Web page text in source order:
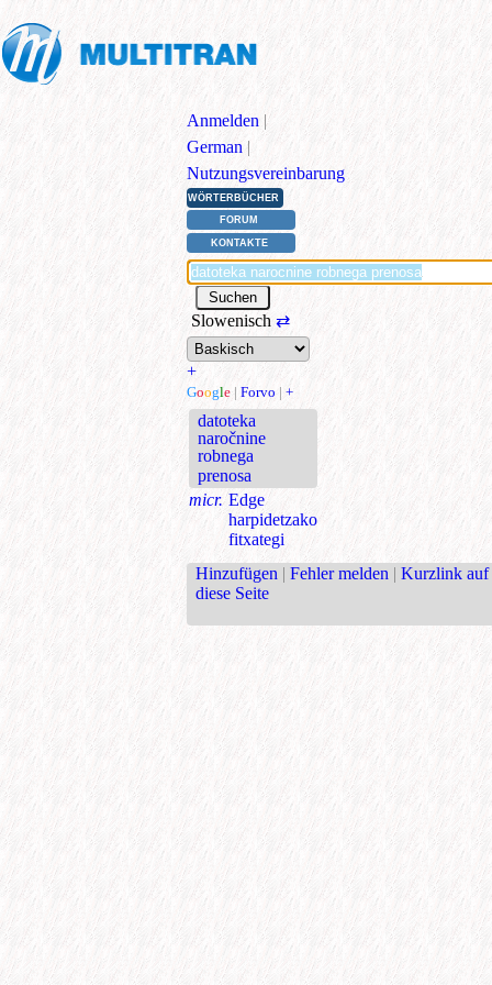
Anmelden |
German |
Nutzungsvereinbarung
WÖRTERBÜCHER
FORUM
KONTAKTE
Slowenisch ⇄
+
Google | Forvo | +
datoteka
naročnine
robnega
prenosa
micr. Edge
harpidetzako
fitxategi
Hinzufügen | Fehler melden | Kurzlink auf
diese Seite